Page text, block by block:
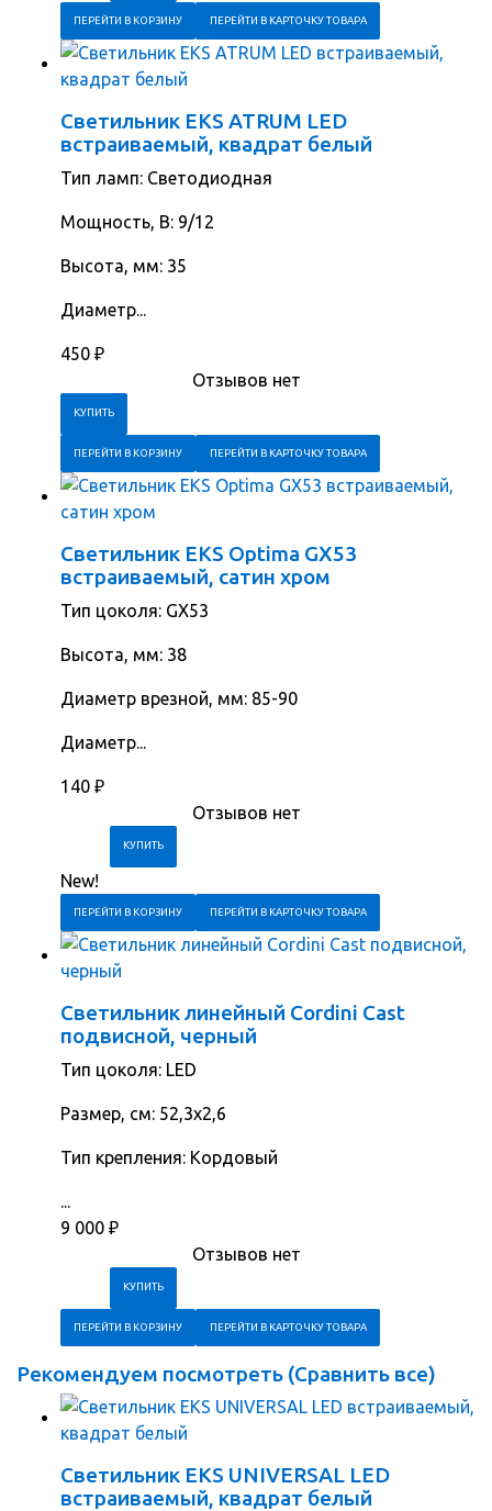
ПЕРЕЙТИ В КОРЗИНУ ПЕРЕЙТИ В КАРТОЧКУ ТОВАРА
Светильник EKS ATRUM LED
встраиваемый, квадрат белый
Тип ламп: Светодиодная
Мощность, В: 9/12
Высота, мм: 35
Диаметр...
450 ₽
Отзывов нет
ПЕРЕЙТИ В КОРЗИНУ ПЕРЕЙТИ В КАРТОЧКУ ТОВАРА
Светильник EKS Optima GX53
встраиваемый, сатин хром
Тип цоколя: GX53
Высота, мм: 38
Диаметр врезной, мм: 85-90
Диаметр...
140 ₽
Отзывов нет
New!
ПЕРЕЙТИ В КОРЗИНУ ПЕРЕЙТИ В КАРТОЧКУ ТОВАРА
Светильник линейный Cordini Cast
подвисной, черный
Тип цоколя: LED
Размер, см: 52,3х2,6
Тип крепления: Кордовый
...
9 000 ₽
Отзывов нет
ПЕРЕЙТИ В КОРЗИНУ ПЕРЕЙТИ В КАРТОЧКУ ТОВАРА
Рекомендуем посмотреть (Сравнить все)
Светильник EKS UNIVERSAL LED
встраиваемый, квадрат белый